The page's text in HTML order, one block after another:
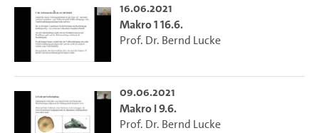
16.06.2021
Makro 1 16.6.
Prof. Dr. Bernd Lucke
09.06.2021
Makro I 9.6.
Prof. Dr. Bernd Lucke